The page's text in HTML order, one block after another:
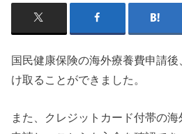
国民健康保険の海外療養費申請
け取ることができました。
また、クレジットカード付帯の